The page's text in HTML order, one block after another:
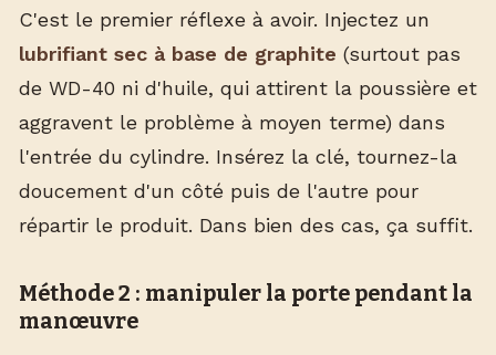
C'est le premier réflexe à avoir. Injectez un
lubrifiant sec à base de graphite (surtout pas
de WD-40 ni d'huile, qui attirent la poussière et
aggravent le problème à moyen terme) dans
l'entrée du cylindre. Insérez la clé, tournez-la
doucement d'un côté puis de l'autre pour
répartir le produit. Dans bien des cas, ça suffit.
Méthode 2 : manipuler la porte pendant la
manœuvre